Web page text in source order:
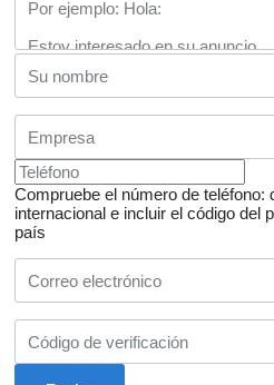
Compruebe el número de teléfono:
internacional e incluir el código del
país